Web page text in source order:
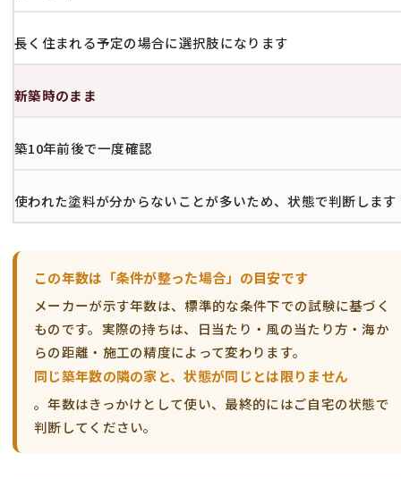
長く住まれる予定の場合に選択肢になります
新築時のまま
築10年前後で一度確認
使われた塗料が分からないことが多いため、状態で判断します
この年数は「条件が整った場合」の目安です
メーカーが示す年数は、標準的な条件下での試験に基づく
ものです。実際の持ちは、日当たり・風の当たり方・海か
らの距離・施工の精度によって変わります。
同じ築年数の隣の家と、状態が同じとは限りません
。年数はきっかけとして使い、最終的にはご自宅の状態で
判断してください。